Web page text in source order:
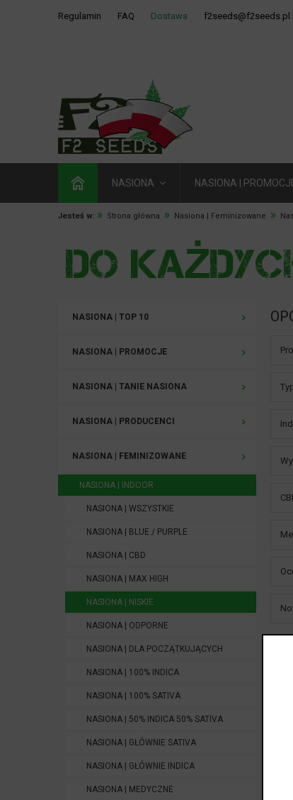
Regulamin FAQ Dostawa f2seeds@f2seeds.pl
NASIONA NASIONA |
Jesteś w: » Strona główna » Nasiona | Feminizowane »
NASIONA | TOP 10
NASIONA | PROMOCJE
NASIONA | TANIE NASIONA
NASIONA | PRODUCENCI
NASIONA | FEMINIZOWANE
NASIONA | INDOOR
NASIONA | WSZYSTKIE
NASIONA | BLUE / PURPLE
NASIONA | CBD
NASIONA | MAX HIGH
NASIONA | NISKIE
NASIONA | ODPORNE
NASIONA | DLA POCZĄTKUJĄCYCH
NASIONA | 100% INDICA
NASIONA | 100% SATIVA
NASIONA | 50% INDICA 50% SATIVA
NASIONA | GŁÓWNIE SATIVA
NASIONA | GŁÓWNIE INDICA
NASIONA | MEDYCZNE